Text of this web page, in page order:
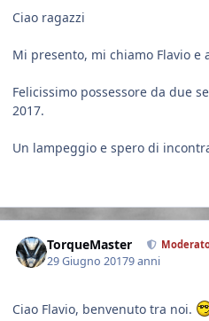
Ciao ragazzi
Mi presento, mi chiamo Flavio e
Felicissimo possessore da due
2017.
Un lampeggio e spero di
TorqueMaster
29 Giugno 20179 anni
Ciao Flavio, benvenuto tra noi.